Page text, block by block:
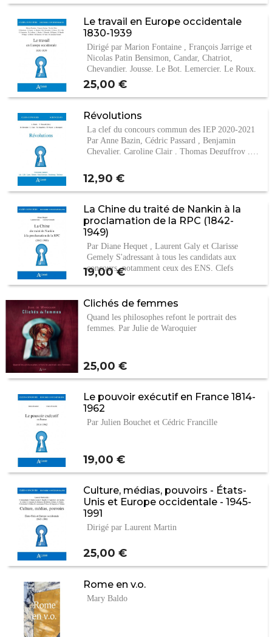
Le travail en Europe occidentale
1830-1939
Dirigé par Marion Fontaine , François Jarrige et
Nicolas Patin Bensimon, Candar, Chatriot,
Chevandier, Jousse, Le Bot, Lemercier, Le Roux,
…
Prix
25,00 €
Révolutions
La clef du concours commun des IEP 2020-2021
Par Anne Bazin, Cédric Passard , Benjamin
Chevalier, Caroline Clair , Thomas Deguffroy ,…
Prix
12,90 €
La Chine du traité de Nankin à la
proclamation de la RPC (1842-
1949)
Par Diane Hequet , Laurent Galy et Clarisse
Gemely S'adressant à tous les candidats aux
concours, notamment ceux des ENS, Clefs
concours…
Prix
19,00 €
Clichés de femmes
Quand les philosophes refont le portrait des
femmes. Par Julie de Waroquier
Prix
25,00 €
Le pouvoir exécutif en France 1814-
1962
Par Julien Bouchet et Cédric Francille
Prix
19,00 €
Culture, médias, pouvoirs - États-
Unis et Europe occidentale - 1945-
1991
Dirigé par Laurent Martin
Prix
25,00 €
Rome en v.o.
Mary Baldo